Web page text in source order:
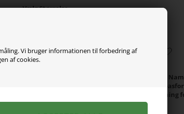
Vi bruger informationen til forbedring af
af cookies.
Vælg Størrelse
Disse trendy straight fit bukser i blød twill fra
blomstrede mønster. Bukserne har regulær
baglommer samt trykknap- og halv lynlåslukning